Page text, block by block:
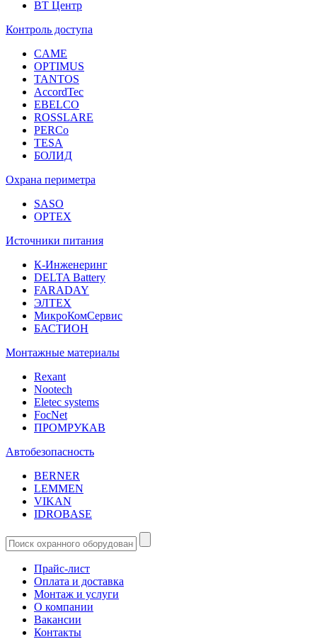
ВТ Центр
Контроль доступа
CAME
OPTIMUS
TANTOS
AccordTec
EBELCO
ROSSLARE
PERCo
TESA
БОЛИД
Охрана периметра
SASO
OPTEX
Источники питания
К-Инженеринг
DELTA Battery
FARADAY
ЭЛТЕХ
МикроКомСервис
БАСТИОН
Монтажные материалы
Rexant
Nootech
Eletec systems
FocNet
ПРОМРУКАВ
Автобезопасность
BERNER
LEMMEN
VIKAN
IDROBASE
Прайс-лист
Оплата и доставка
Монтаж и услуги
О компании
Вакансии
Контакты